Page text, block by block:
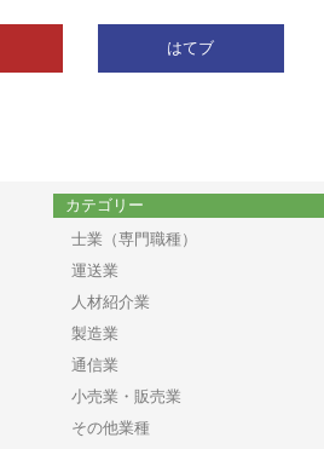
はてブ
カテゴリー
士業（専門職種）
運送業
人材紹介業
製造業
通信業
小売業・販売業
その他業種